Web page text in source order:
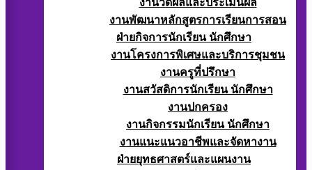
งานวัดผลและประเมินผล
งานพัฒนาหลักสูตรการเรียนการสอน
ฝ่ายกิจการนักเรียน นักศึกษา
งานโครงการพิเศษและบริการชุมชน
งานครูที่ปรึกษา
งานสวัสดิการนักเรียน นักศึกษา
งานปกครอง
งานกิจกรรมนักเรียน นักศึกษา
งานแนะแนวอาชีพและจัดหางาน
ฝ่ายยุทธศาสตร์และแผนงาน